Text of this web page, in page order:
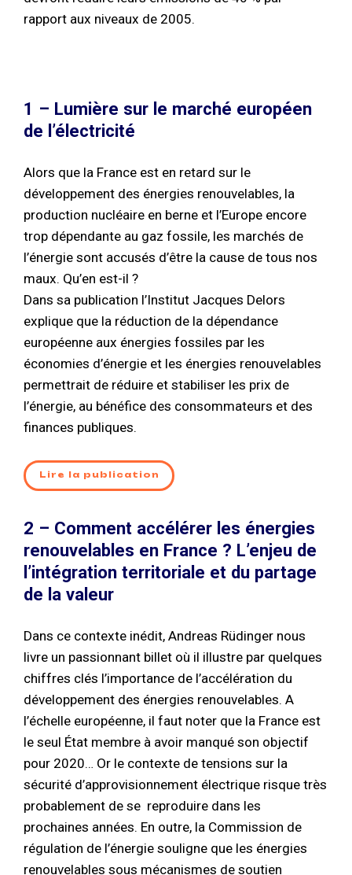
rapport aux niveaux de 2005.
1 – Lumière sur le marché européen
de l’électricité
Alors que la France est en retard sur le
développement des énergies renouvelables, la
production nucléaire en berne et l’Europe encore
trop dépendante au gaz fossile, les marchés de
l’énergie sont accusés d’être la cause de tous nos
maux. Qu’en est-il ?
Dans sa publication l’Institut Jacques Delors
explique que la réduction de la dépendance
européenne aux énergies fossiles par les
économies d’énergie et les énergies renouvelables
permettrait de réduire et stabiliser les prix de
l’énergie, au bénéfice des consommateurs et des
finances publiques.
Lire la publication
2 – Comment accélérer les énergies
renouvelables en France ? L’enjeu de
l’intégration territoriale et du partage
de la valeur
Dans ce contexte inédit, Andreas Rüdinger nous
livre un passionnant billet où il illustre par quelques
chiffres clés l’importance de l’accélération du
développement des énergies renouvelables. A
l’échelle européenne, il faut noter que la France est
le seul État membre à avoir manqué son objectif
pour 2020… Or le contexte de tensions sur la
sécurité d’approvisionnement électrique risque très
probablement de se reproduire dans les
prochaines années. En outre, la Commission de
régulation de l’énergie souligne que les énergies
renouvelables sous mécanismes de soutien